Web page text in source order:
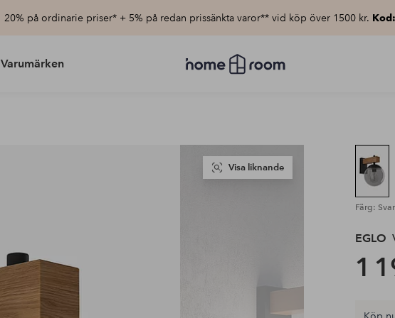
20% på ordinarie priser* + 5% på redan prissänkta varor** vid köp över 1500 kr.
Varumärken
Homeroom
–
pris
Visa liknande
Färg:
EGLO
1